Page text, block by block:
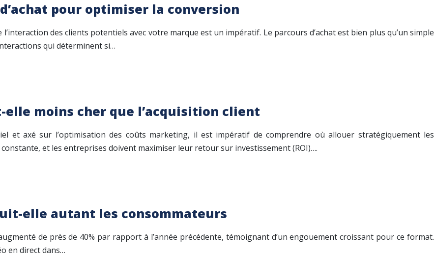
pour optimiser la conversion
des clients potentiels avec votre marque est un impératif. Le parcours d’achat est bien plus qu’un simple
qui déterminent si…
moins cher que l’acquisition client
et axé sur l’optimisation des coûts marketing, il est impératif de comprendre où allouer stratégiquement les
et les entreprises doivent maximiser leur retour sur investissement (ROI)….
elle autant les consommateurs
de près de 40% par rapport à l’année précédente, témoignant d’un engouement croissant pour ce format.
en direct dans…